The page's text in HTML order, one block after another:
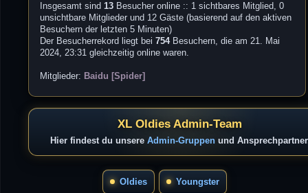
Insgesamt sind13 Besucher online :: 1 sichtbares Mitglied, 0
unsichtbare Mitglieder und 12 Gäste (basierend auf den aktiven
Besuchern der letzten 5 Minuten)
Der Besucherrekord liegt bei754Besuchern, die am 21. Mai
2024, 23:31 gleichzeitig online waren.
Mitglieder: Baidu [Spider]
XL Oldies Admin-Team
Hier findest du unsere Admin-Gruppenund
Oldies Youngster